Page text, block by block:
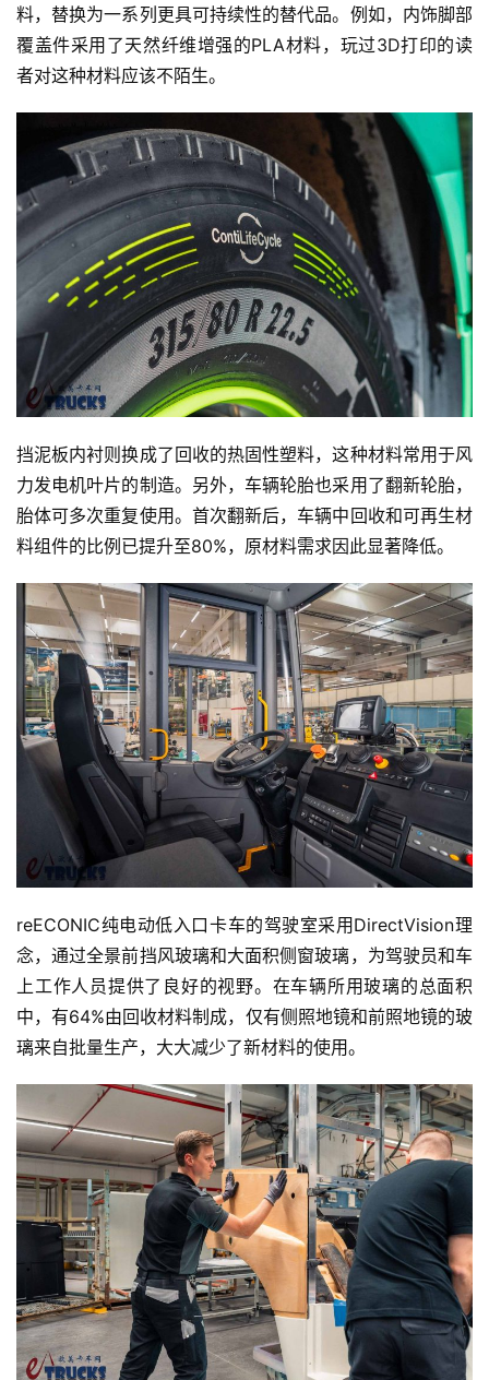
首
独
家
资
讯
视
专
题
社
区
登录 注册
料，替换为一系列更具可持续性的替代品。例如，内饰脚部
覆盖件采用了天然纤维增强的PLA材料，玩过3D打印的读
者对这种材料应该不陌生。
挡泥板内衬则换成了回收的热固性塑料，这种材料常用于风
力发电机叶片的制造。另外，车辆轮胎也采用了翻新轮胎，
胎体可多次重复使用。首次翻新后，车辆中回收和可再生材
料组件的比例已提升至80%，原材料需求因此显著降低。
reECONIC纯电动低入口卡车的驾驶室采用DirectVision理
念，通过全景前挡风玻璃和大面积侧窗玻璃，为驾驶员和车
上工作人员提供了良好的视野。在车辆所用玻璃的总面积
中，有64%由回收材料制成，仅有侧照地镜和前照地镜的玻
璃来自批量生产，大大减少了新材料的使用。